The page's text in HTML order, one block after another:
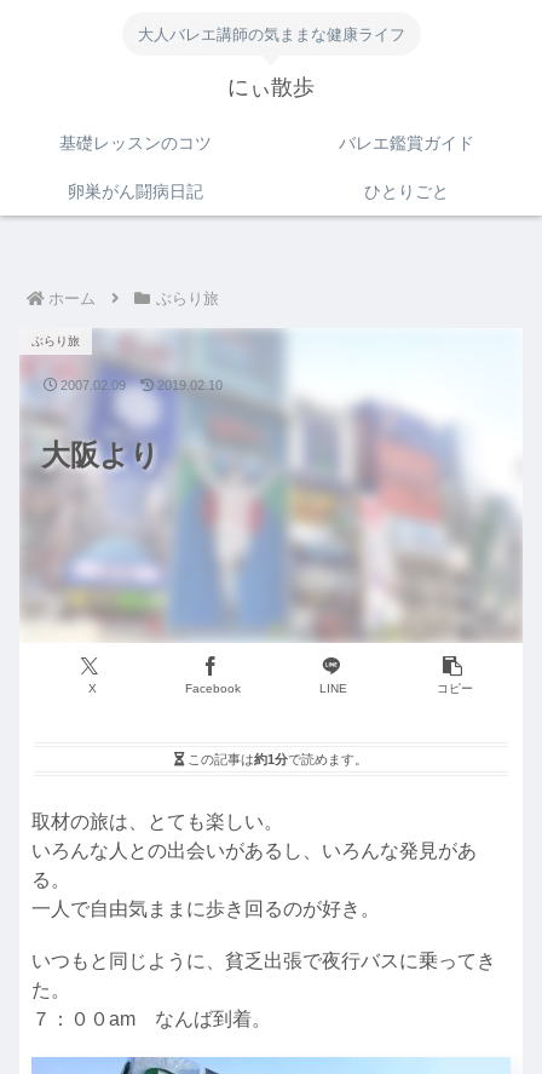
大人バレエ講師の気ままな健康ライフ
にぃ散歩
基礎レッスンのコツ バレエ鑑賞ガイド
卵巣がん闘病日記 ひとりごと
ホーム ぶらり旅
大阪より
ぶらり旅
X Facebook LINE コピー
2007.02.09 2019.02.10
この記事は約1分で読めます。
取材の旅は、とても楽しい。
いろんな人との出会いがあるし、いろんな発見があ
る。
一人で自由気ままに歩き回るのが好き。
いつもと同じように、貧乏出張で夜行バスに乗ってき
た。
７：００am なんば到着。